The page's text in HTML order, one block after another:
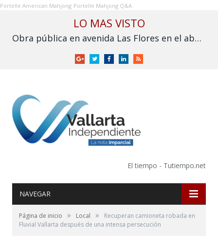
Portelle American Mahjong Portelle Mahjong Q&A
LO MAS VISTO
Obra pública en avenida Las Flores en el abandono
GoogleTwitterFacebookLinkedInRSS
El tiempo - Tutiempo.net
NAVEGAR
Página de inicio » Local »
Recuperan camioneta robada en
Fluvial Vallarta después de una intensa persecución